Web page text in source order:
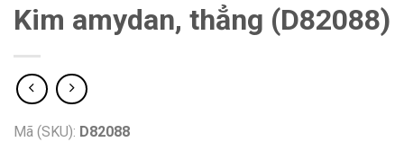
Kim amydan, thẳng (D82088)
Mã (SKU): D82088